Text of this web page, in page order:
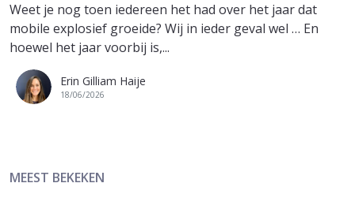
Weet je nog toen iedereen het had over het jaar dat
mobile explosief groeide? Wij in ieder geval wel … En
hoewel het jaar voorbij is,...
Erin Gilliam Haije
18/06/2026
MEEST BEKEKEN